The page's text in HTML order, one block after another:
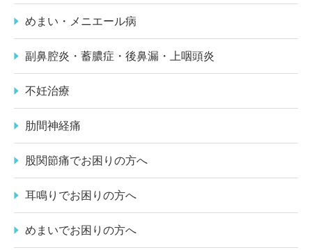
めまい・メニエール病
副鼻腔炎・蓄膿症・後鼻漏・上咽頭炎
不妊治療
肋間神経痛
股関節痛でお困りの方へ
耳鳴りでお困りの方へ
めまいでお困りの方へ